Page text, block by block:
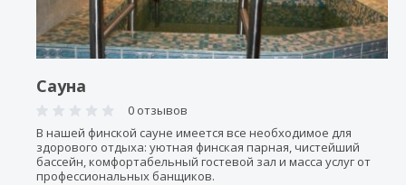
Сауна
0 отзывов
В нашей финской сауне имеется все необходимое для
здорового отдыха: уютная финская парная, чистейший
бассейн, комфортабельный гостевой зал и масса услуг от
профессиональных банщиков.